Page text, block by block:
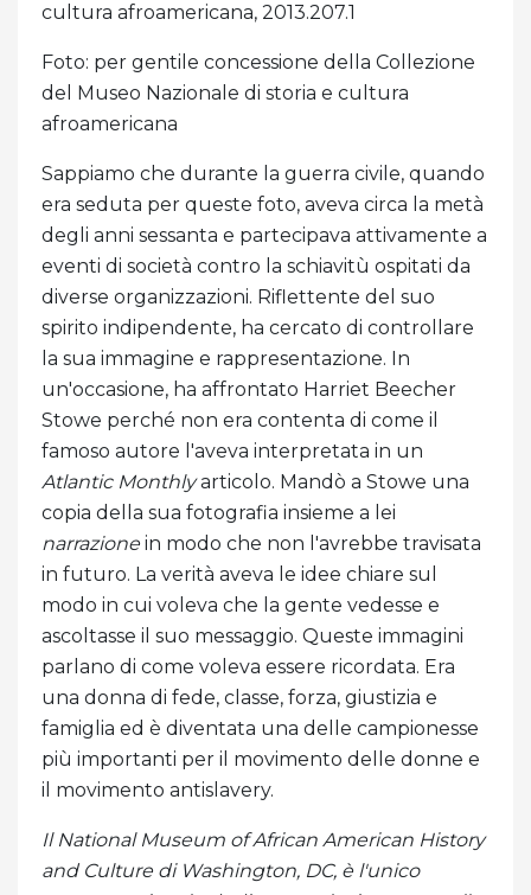
cultura afroamericana, 2013.207.1
Foto: per gentile concessione della Collezione
del Museo Nazionale di storia e cultura
afroamericana
Sappiamo che durante la guerra civile, quando
era seduta per queste foto, aveva circa la metà
degli anni sessanta e partecipava attivamente a
eventi di società contro la schiavitù ospitati da
diverse organizzazioni. Riflettente del suo
spirito indipendente, ha cercato di controllare
la sua immagine e rappresentazione. In
un'occasione, ha affrontato Harriet Beecher
Stowe perché non era contenta di come il
famoso autore l'aveva interpretata in un
Atlantic Monthlyarticolo. Mandò a Stowe una
copia della sua fotografia insieme a lei
narrazionein modo che non l'avrebbe travisata
in futuro. La verità aveva le idee chiare sul
modo in cui voleva che la gente vedesse e
ascoltasse il suo messaggio. Queste immagini
parlano di come voleva essere ricordata. Era
una donna di fede, classe, forza, giustizia e
famiglia ed è diventata una delle campionesse
più importanti per il movimento delle donne e
il movimento antislavery.
Il National Museum of African American History
and Culture di Washington, DC, è l'unico